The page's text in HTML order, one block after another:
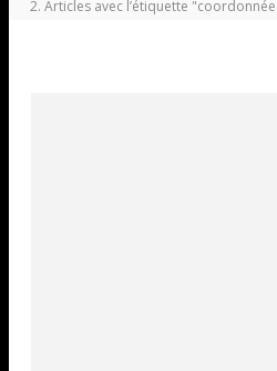
Articles avec l’étiquette